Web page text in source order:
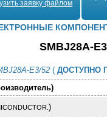
SMBJ28A-
E3/52(ДОСТУПНО
)
заявку файлом